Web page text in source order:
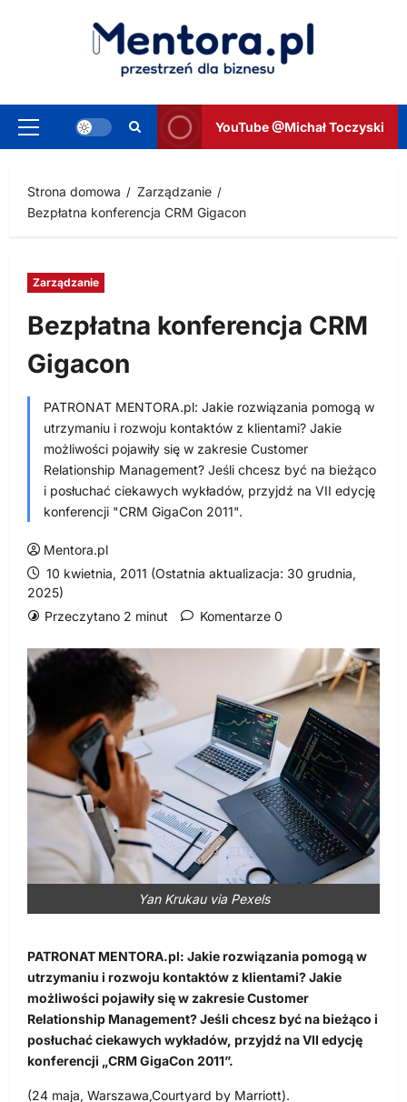
Menu
YouTube @Michał Toczyski
Strona domowa
Zarządzanie
Bezpłatna konferencja CRM Gigacon
Zarządzanie
Bezpłatna konferencja CRM
Gigacon
PATRONAT MENTORA.pl: Jakie rozwiązania pomogą w
utrzymaniu i rozwoju kontaktów z klientami? Jakie
możliwości pojawiły się w zakresie Customer
Relationship Management? Jeśli chcesz być na bieżąco
i posłuchać ciekawych wykładów, przyjdź na VII edycję
konferencji "CRM GigaCon 2011".
Mentora.pl
10 kwietnia, 2011 (Ostatnia aktualizacja: 30 grudnia,
2025)
Przeczytano 2 minut
Komentarze 0
Yan Krukau via Pexels
PATRONAT MENTORA.pl: Jakie rozwiązania pomogą w
utrzymaniu i rozwoju kontaktów z klientami? Jakie
możliwości pojawiły się w zakresie Customer
Relationship Management? Jeśli chcesz być na bieżąco i
posłuchać ciekawych wykładów, przyjdź na VII edycję
konferencji „CRM GigaCon 2011”.
(24 maja, Warszawa,Courtyard by Marriott).